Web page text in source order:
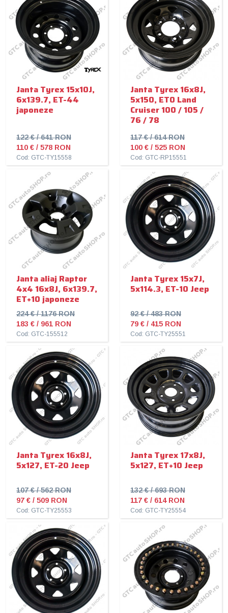
Janta Tyrex 15x10J,
6x139.7, ET-44
japoneze
122 € / 641 RON
110 € / 578 RON
Cod: GTC-TY15558
Janta Tyrex 16x8J,
5x150, ET0 Land
Cruiser 100 / 105 /
76 / 78
117 € / 614 RON
100 € / 525 RON
Cod: GTC-RP15551
Janta aliaj Raptor
4x4 16x8J, 6x139.7,
ET+10 japoneze
224 € / 1176 RON
183 € / 961 RON
Cod: GTC-155512
Janta Tyrex 15x7J,
5x114.3, ET-10 Jeep
92 € / 483 RON
79 € / 415 RON
Cod: GTC-TY25551
Janta Tyrex 16x8J,
5x127, ET-20 Jeep
107 € / 562 RON
97 € / 509 RON
Cod: GTC-TY25553
Janta Tyrex 17x8J,
5x127, ET+10 Jeep
132 € / 693 RON
117 € / 614 RON
Cod: GTC-TY25554